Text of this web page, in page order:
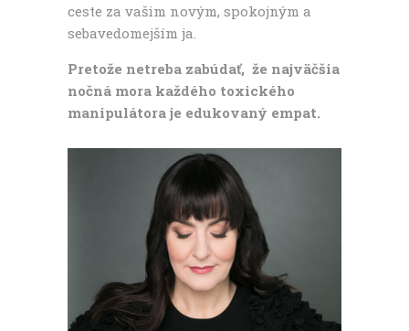
ceste za vašim novým, spokojným a
sebavedomejším ja.
Pretože netreba zabúdať, že najväčšia
nočná mora každého toxického
manipulátora je edukovaný empat.